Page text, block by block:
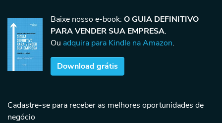
Baixe nosso e-book: O GUIA DEFINITIVO
PARA VENDER SUA EMPRESA.
Ou adquira para Kindle na Amazon.
Download grátis
Cadastre-se para receber as melhores oportunidades de
negócio